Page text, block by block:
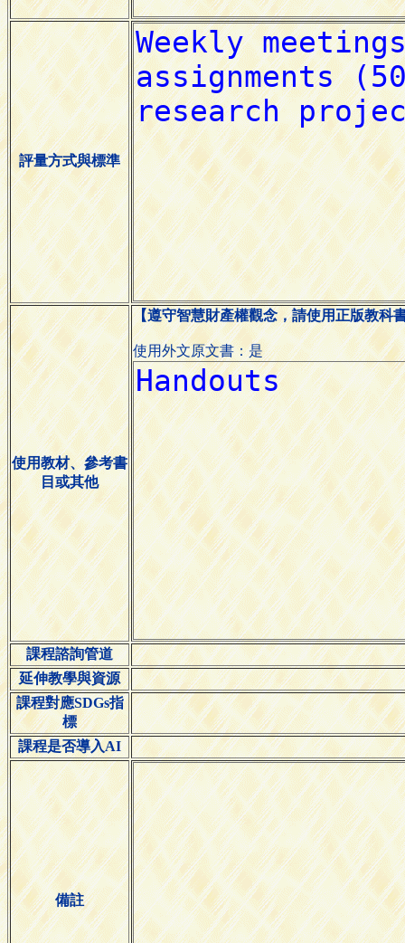
評量方式與標準
使用教材、參考書
目或其他
【遵守智慧財產權觀念，請使用正版教科
使用外文原文書：是
課程諮詢管道
延伸教學與資源
課程對應SDGs指
標
課程是否導入AI
備註